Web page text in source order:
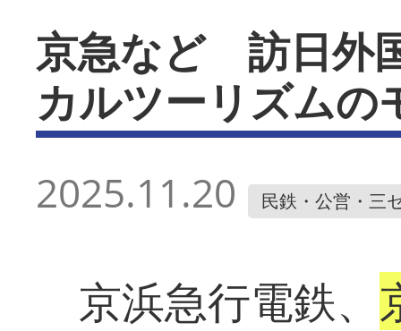
京急など 訪日外
カルツーリズムの
2025.11.20 民鉄・公営・三
京浜急行電鉄、